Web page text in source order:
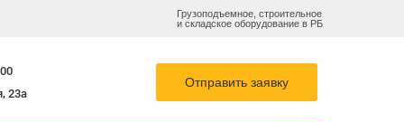
768-82-73 info@b-k-s.by
Грузоподъемное, строительное
и складское оборудование в РБ
23а
Отправить заявку